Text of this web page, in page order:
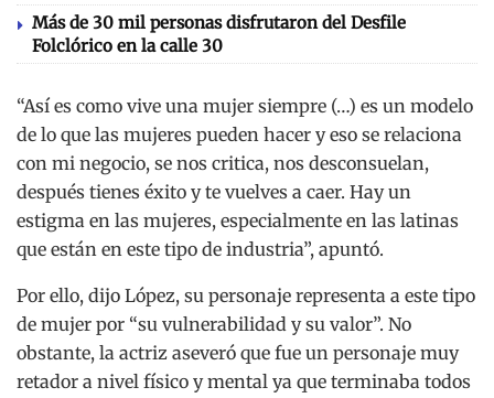
Más de 30 mil personas disfrutaron del Desfile
Folclórico en la calle 30
“Así es como vive una mujer siempre (…) es un modelo
de lo que las mujeres pueden hacer y eso se relaciona
con mi negocio, se nos critica, nos desconsuelan,
después tienes éxito y te vuelves a caer. Hay un
estigma en las mujeres, especialmente en las latinas
que están en este tipo de industria”, apuntó.
Por ello, dijo López, su personaje representa a este tipo
de mujer por “su vulnerabilidad y su valor”. No
obstante, la actriz aseveró que fue un personaje muy
retador a nivel físico y mental ya que terminaba todos